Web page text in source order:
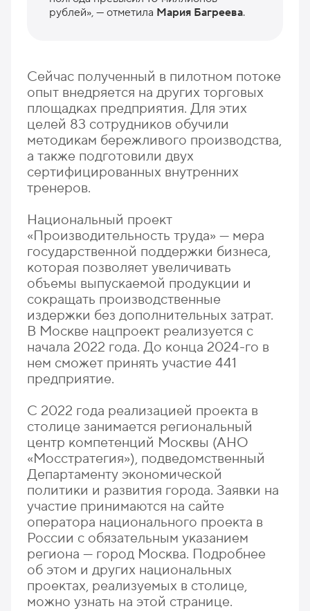
рублей», — отметила Мария Багреева.
Сейчас полученный в пилотном потоке
опыт внедряется на других торговых
площадках предприятия. Для этих
целей 83 сотрудников обучили
методикам бережливого производства,
а также подготовили двух
сертифицированных внутренних
тренеров.
Национальный проект
«Производительность труда» — мера
государственной поддержки бизнеса,
которая позволяет увеличивать
объемы выпускаемой продукции и
сокращать производственные
издержки без дополнительных затрат.
В Москве нацпроект реализуется с
начала 2022 года. До конца 2024-го в
нем сможет принять участие 441
предприятие.
С 2022 года реализацией проекта в
столице занимается региональный
центр компетенций Москвы (АНО
«Мосстратегия»), подведомственный
Департаменту экономической
политики и развития города. Заявки на
участие принимаются на сайте
оператора национального проекта в
России с обязательным указанием
региона — город Москва. Подробнее
об этом и других национальных
проектах, реализуемых в столице,
можно узнать на этой странице.